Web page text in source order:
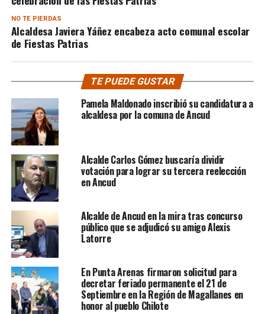
NO TE PIERDAS
Alcaldesa Javiera Yáñez encabeza acto comunal escolar
de Fiestas Patrias
TE PUEDE GUSTAR
Pamela Maldonado inscribió su candidatura a
alcaldesa por la comuna de Ancud
Alcalde Carlos Gómez buscaría dividir
votación para lograr su tercera reelección
en Ancud
Alcalde de Ancud en la mira tras concurso
público que se adjudicó su amigo Alexis
Latorre
En Punta Arenas firmaron solicitud para
decretar feriado permanente el 21 de
Septiembre en la Región de Magallanes en
honor al pueblo Chilote